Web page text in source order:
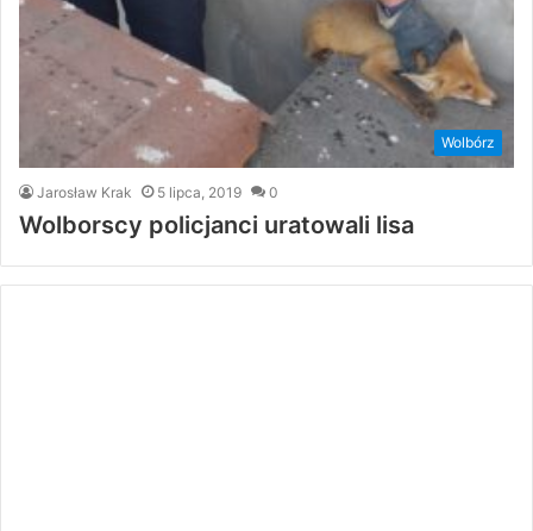
Wolbórz
Jarosław Krak 5 lipca, 2019 0
Wolborscy policjanci uratowali lisa